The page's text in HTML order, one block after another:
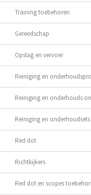
Training toebehoren
Gereedschap
Opslag en vervoer
Reiniging en
Reiniging en onderhouds
Reiniging en onderhoudsets
Red dot
Richtkijkers
Red dot en scopes